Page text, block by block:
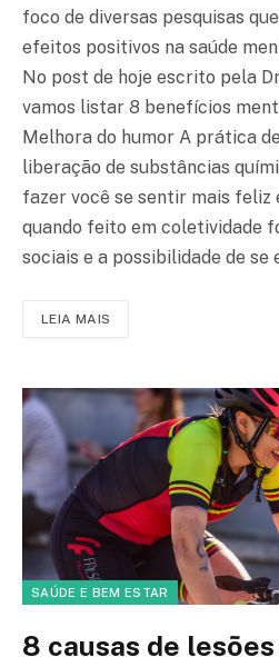
foco de diversas pesquisas
efeitos positivos na saúde
No post de hoje escrito pela
vamos listar 8 benefícios
Melhora do humor A prática
liberação de substâncias
fazer você se sentir mais feliz
quando feito em coletividade
sociais e a possibilidade de se
LEIA MAIS
SAÚDE E BEM ESTAR
8 causas de